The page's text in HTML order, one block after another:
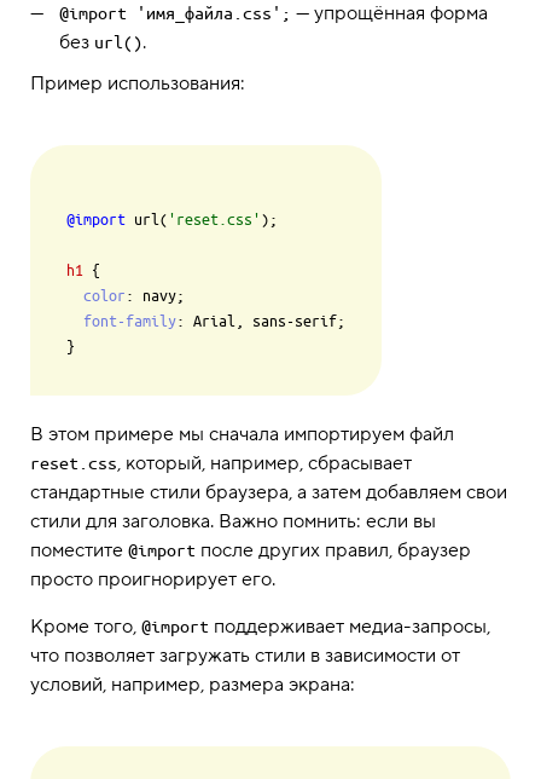
@import 'имя_файла.css'; — упрощённая форма
без url().
Пример использования:
@import url( 'reset.css' );
h1
{
color : navy;
font-family: Arial, sans-serif;
В этом примере мы сначала импортируем файл
reset.css, который, например, сбрасывает
стандартные стили браузера, а затем добавляем свои
стили для заголовка. Важно помнить: если вы
поместите @import после других правил, браузер
просто проигнорирует его.
Кроме того, @import поддерживает медиа-запросы,
что позволяет загружать стили в зависимости от
условий, например, размера экрана: